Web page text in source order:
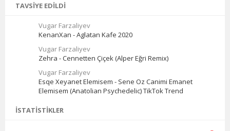
TAVSIYE EDILDI
Vugar Farzaliyev
KenanXan - Aglatan Kafe 2020
Vugar Farzaliyev
Zehra - Cennetten Çiçek (Alper Eğri Remix)
Vugar Farzaliyev
Esqe Xeyanet Elemisem - Sene Oz Canimi Emanet
Elemisem (Anatolian Psychedelic) TikTok Trend
İSTATISTIKLER